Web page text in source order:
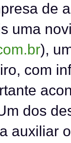
de
uma
),
com
dos
auxiliar